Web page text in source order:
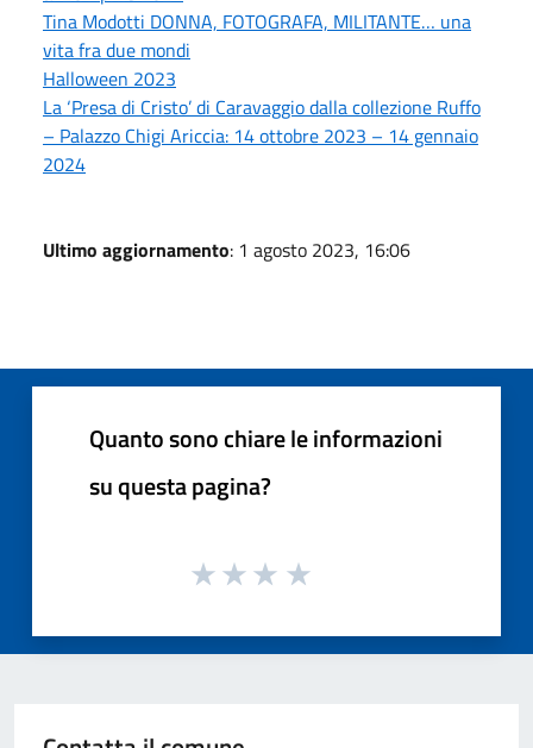
Tina Modotti DONNA, FOTOGRAFA, MILITANTE… una
vita fra due mondi
Halloween 2023
La ‘Presa di Cristo’ di Caravaggio dalla collezione Ruffo
– Palazzo Chigi Ariccia: 14 ottobre 2023 – 14 gennaio
2024
Ultimo aggiornamento: 1 agosto 2023, 16:06
Quanto sono chiare le informazioni
su questa pagina?